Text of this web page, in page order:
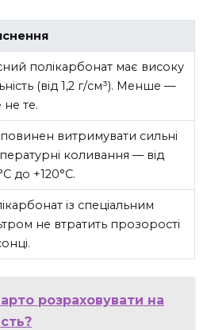
полікарбонат має високу
(від 1,2 г/см³). Менше —
не те.
повинен витримувати сильні
коливання — від
до +120°C.
із спеціальним
не втратить прозорості
розраховувати на